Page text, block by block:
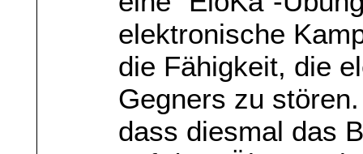
elektronische
die Fähigkeit, die
Gegners zu
dass diesmal das